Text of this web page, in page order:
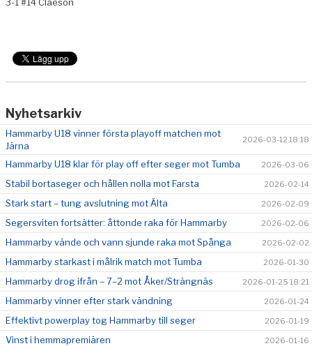
Nyhetsarkiv
Hammarby U18 vinner första playoff matchen mot
Järna
2026-03-12 18:18
Hammarby U18 klar för play off efter seger mot Tumba 2026-03-06
Stabil bortaseger och hållen nolla mot Farsta 2026-02-14
Stark start – tung avslutning mot Älta 2026-02-09
Segersviten fortsätter: åttonde raka för Hammarby 2026-02-06
Hammarby vände och vann sjunde raka mot Spånga 2026-02-02
Hammarby starkast i målrik match mot Tumba 2026-01-30
Hammarby drog ifrån – 7–2 mot Åker/Strängnäs 2026-01-25 18:21
Hammarby vinner efter stark vändning 2026-01-24
Effektivt powerplay tog Hammarby till seger 2026-01-19
Vinst i hemmapremiären 2026-01-16